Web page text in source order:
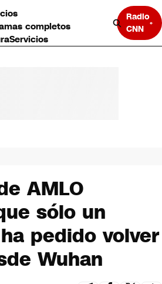
completos
Servicios
Radio
CNN
AMLO
sólo un
pedido volver
Wuhan